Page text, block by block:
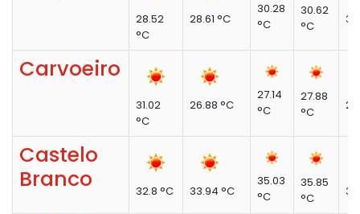
28.52
°C
28.61 °C
30.28
°C
30.62
°C
Carvoeiro
31.02
°C
26.88 °C
27.14
°C
27.88
°C
Castelo
Branco
32.8 °C 33.94 °C
35.03
°C
35.85
°C